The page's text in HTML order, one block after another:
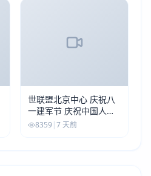
世联盟北京中心 庆祝八
一建军节 庆祝中国人民
解放军建军99周年
8359 |7 天前